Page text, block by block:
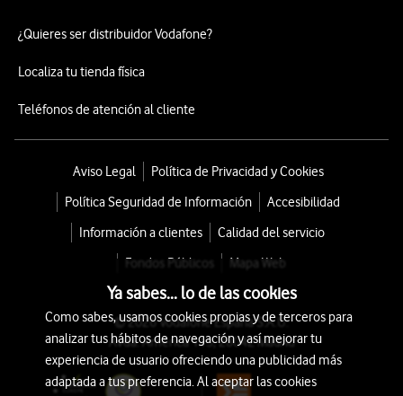
¿Quieres ser distribuidor Vodafone?
Localiza tu tienda física
Teléfonos de atención al cliente
Aviso Legal
Política de Privacidad y Cookies
Política Seguridad de Información
Accesibilidad
Información a clientes
Calidad del servicio
Fondos Públicos
Mapa Web
© 2026 Vodafone España S.A.U.
Avda. América 115, 28042 Madrid
Ya sabes... lo de las cookies
Como sabes, usamos cookies propias y de terceros para
analizar tus hábitos de navegación y así mejorar tu
experiencia de usuario ofreciendo una publicidad más
adaptada a tus preferencia. Al aceptar las cookies